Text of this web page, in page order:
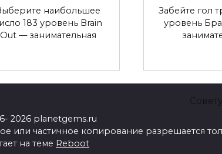
наибольшее
183 уровень Brain
Out — занимательная
Забейте гол
уровень
2026 planetgems.ru
или частичное копирование разрешается
на теме Reboot